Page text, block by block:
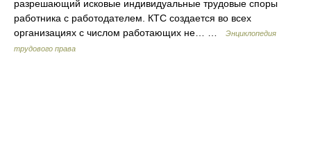
разрешающий исковые индивидуальные трудовые споры
работника с работодателем. КТС создается во всех
организациях с числом работающих не… …
Энциклопедия
трудового права